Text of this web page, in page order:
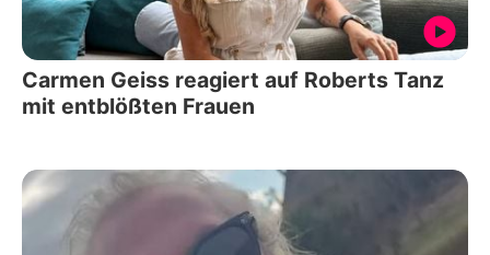
Carmen Geiss reagiert auf Roberts Tanz
mit entblößten Frauen